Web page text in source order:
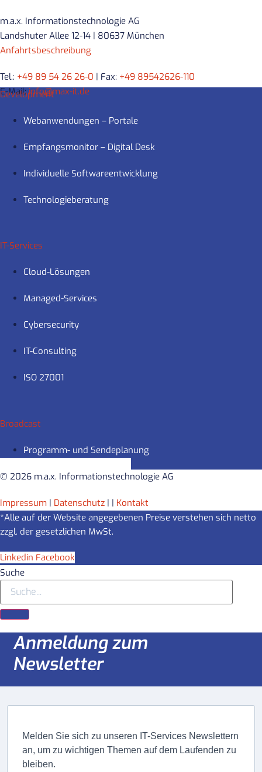
m.a.x. Informationstechnologie AG
Landshuter Allee 12-14 | 80637 München
Anfahrtsbeschreibung
Tel.: +49 89 54 26 26-0 | Fax: +49 89542626-110
E-Mail:info@max-it.de
Development
Webanwendungen – Portale
Empfangsmonitor – Digital Desk
Individuelle Softwareentwicklung
Technologieberatung
IT-Services
Cloud-Lösungen
Managed-Services
Cybersecurity
IT-Consulting
ISO 27001
Broadcast
Programm- und Sendeplanung
© 2026 m.a.x. Informationstechnologie AG
Impressum | Datenschutz | | Kontakt
*Alle auf der Website angegebenen Preise verstehen sich netto
zzgl. der gesetzlichen MwSt.
Linkedin Facebook
Suche
Anmeldung zum
Newsletter
Melden Sie sich zu unseren IT-Services Newslettern
an, um zu wichtigen Themen auf dem Laufenden zu
bleiben.